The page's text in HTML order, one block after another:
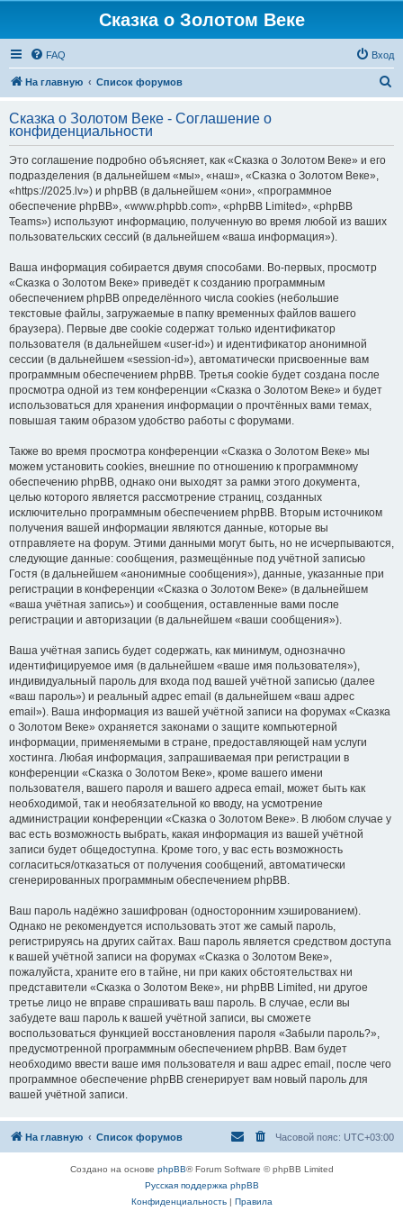
Сказка о Золотом Веке
FAQ Вход
На главную Список форумов
с
Сказка о Золотом Веке - Соглашение о
конфиденциальности
Это соглашение подробно объясняет, как «Сказка о Золотом Веке» и его
подразделения (в дальнейшем «мы», «наш», «Сказка о Золотом Веке»,
«https://2025.lv») и phpBB (в дальнейшем «они», «программное
обеспечение phpBB», «www.phpbb.com», «phpBB Limited», «phpBB
Teams») используют информацию, полученную во время любой из ваших
пользовательских сессий (в дальнейшем «ваша информация»).
Ваша информация собирается двумя способами. Во-первых, просмотр
«Сказка о Золотом Веке» приведёт к созданию программным
обеспечением phpBB определённого числа cookies (небольшие
текстовые файлы, загружаемые в папку временных файлов вашего
браузера). Первые две cookie содержат только идентификатор
пользователя (в дальнейшем «user-id») и идентификатор анонимной
сессии (в дальнейшем «session-id»), автоматически присвоенные вам
программным обеспечением phpBB. Третья cookie будет создана после
просмотра одной из тем конференции «Сказка о Золотом Веке» и будет
использоваться для хранения информации о прочтённых вами темах,
повышая таким образом удобство работы с форумами.
Также во время просмотра конференции «Сказка о Золотом Веке» мы
можем установить cookies, внешние по отношению к программному
обеспечению phpBB, однако они выходят за рамки этого документа,
целью которого является рассмотрение страниц, созданных
исключительно программным обеспечением phpBB. Вторым источником
получения вашей информации являются данные, которые вы
отправляете на форум. Этими данными могут быть, но не исчерпываются,
следующие данные: сообщения, размещённые под учётной записью
Гостя (в дальнейшем «анонимные сообщения»), данные, указанные при
регистрации в конференции «Сказка о Золотом Веке» (в дальнейшем
«ваша учётная запись») и сообщения, оставленные вами после
регистрации и авторизации (в дальнейшем «ваши сообщения»).
Ваша учётная запись будет содержать, как минимум, однозначно
идентифицируемое имя (в дальнейшем «ваше имя пользователя»),
индивидуальный пароль для входа под вашей учётной записью (далее
«ваш пароль») и реальный адрес email (в дальнейшем «ваш адрес
email»). Ваша информация из вашей учётной записи на форумах «Сказка
о Золотом Веке» охраняется законами о защите компьютерной
информации, применяемыми в стране, предоставляющей нам услуги
хостинга. Любая информация, запрашиваемая при регистрации в
конференции «Сказка о Золотом Веке», кроме вашего имени
пользователя, вашего пароля и вашего адреса email, может быть как
необходимой, так и необязательной ко вводу, на усмотрение
администрации конференции «Сказка о Золотом Веке». В любом случае у
вас есть возможность выбрать, какая информация из вашей учётной
записи будет общедоступна. Кроме того, у вас есть возможность
согласиться/отказаться от получения сообщений, автоматически
сгенерированных программным обеспечением phpBB.
Ваш пароль надёжно зашифрован (односторонним хэшированием).
Однако не рекомендуется использовать этот же самый пароль,
регистрируясь на других сайтах. Ваш пароль является средством доступа
к вашей учётной записи на форумах «Сказка о Золотом Веке»,
пожалуйста, храните его в тайне, ни при каких обстоятельствах ни
представители «Сказка о Золотом Веке», ни phpBB Limited, ни другое
третье лицо не вправе спрашивать ваш пароль. В случае, если вы
забудете ваш пароль к вашей учётной записи, вы сможете
воспользоваться функцией восстановления пароля «Забыли пароль?»,
предусмотренной программным обеспечением phpBB. Вам будет
необходимо ввести ваше имя пользователя и ваш адрес email, после чего
программное обеспечение phpBB сгенерирует вам новый пароль для
вашей учётной записи.
На главную Список форумов Часовой пояс: UTC+03:00
Создано на основе phpBB® Forum Software © phpBB Limited
Русская поддержка phpBB
Конфиденциальность| Правила